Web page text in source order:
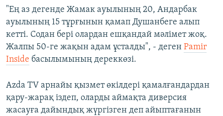
"Ең аз дегенде Жамак ауылының 20, Андарбак
ауылының 15 тұрғынын қамап Душанбеге алып
кетті. Содан бері олардан ешқандай мәлімет жоқ.
Жалпы 50-ге жақын адам ұсталды", - деген Pamir
Inside басылымының дереккөзі.
Azda TV арнайы қызмет өкілдері қамалғандардан
қару-жарақ іздеп, оларды аймақта диверсия
жасауға дайындық жүргізген деп айыптағанын